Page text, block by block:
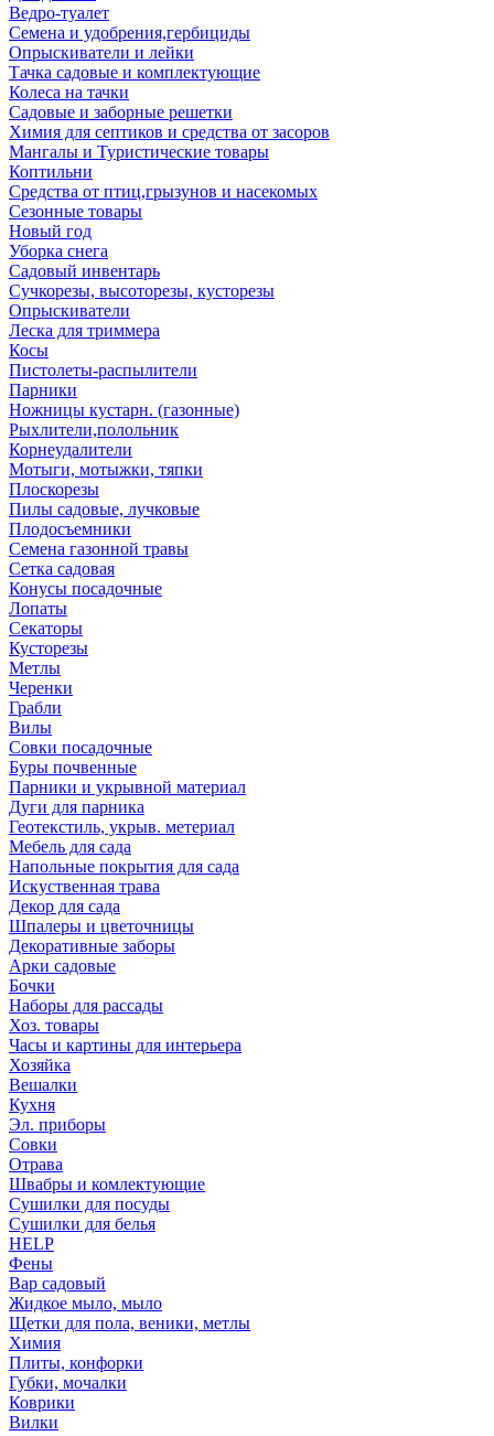
Ведро-туалет
Семена и удобрения,гербициды
Опрыскиватели и лейки
Тачка садовые и комплектующие
Колеса на тачки
Садовые и заборные решетки
Химия для септиков и средства от засоров
Мангалы и Туристические товары
Коптильни
Средства от птиц,грызунов и насекомых
Сезонные товары
Новый год
Уборка снега
Садовый инвентарь
Сучкорезы, высоторезы, кусторезы
Опрыскиватели
Леска для триммера
Косы
Пистолеты-распылители
Парники
Ножницы кустарн. (газонные)
Рыхлители,полольник
Корнеудалители
Мотыги, мотыжки, тяпки
Плоскорезы
Пилы садовые, лучковые
Плодосъемники
Семена газонной травы
Сетка садовая
Конусы посадочные
Лопаты
Секаторы
Кусторезы
Метлы
Черенки
Грабли
Вилы
Совки посадочные
Буры почвенные
Парники и укрывной материал
Дуги для парника
Геотекстиль, укрыв. метериал
Мебель для сада
Напольные покрытия для сада
Искуственная трава
Декор для сада
Шпалеры и цветочницы
Декоративные заборы
Арки садовые
Бочки
Наборы для рассады
Хоз. товары
Часы и картины для интерьера
Хозяйка
Вешалки
Кухня
Эл. приборы
Совки
Отрава
Швабры и комлектующие
Сушилки для посуды
Сушилки для белья
HELP
Фены
Вар садовый
Жидкое мыло, мыло
Щетки для пола, веники, метлы
Химия
Плиты, конфорки
Губки, мочалки
Коврики
Вилки